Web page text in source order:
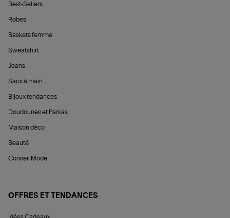
Best-Sellers
Robes
Baskets femme
Sweatshirt
Jeans
Sacs à main
Bijoux tendances
Doudounes et Parkas
Maison déco
Beauté
Conseil Mode
OFFRES ET TENDANCES